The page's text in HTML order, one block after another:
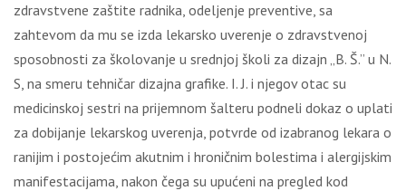
zdravstvene zaštite radnika, odeljenje preventive, sa
zahtevom da mu se izda lekarsko uverenje o zdravstvenoj
sposobnosti za školovanje u srednjoj školi za dizajn „B. Š.” u N.
S, na smeru tehničar dizajna grafike. I. J. i njegov otac su
medicinskoj sestri na prijemnom šalteru podneli dokaz o uplati
za dobijanje lekarskog uverenja, potvrde od izabranog lekara o
ranijim i postojećim akutnim i hroničnim bolestima i alergijskim
manifestacijama, nakon čega su upućeni na pregled kod